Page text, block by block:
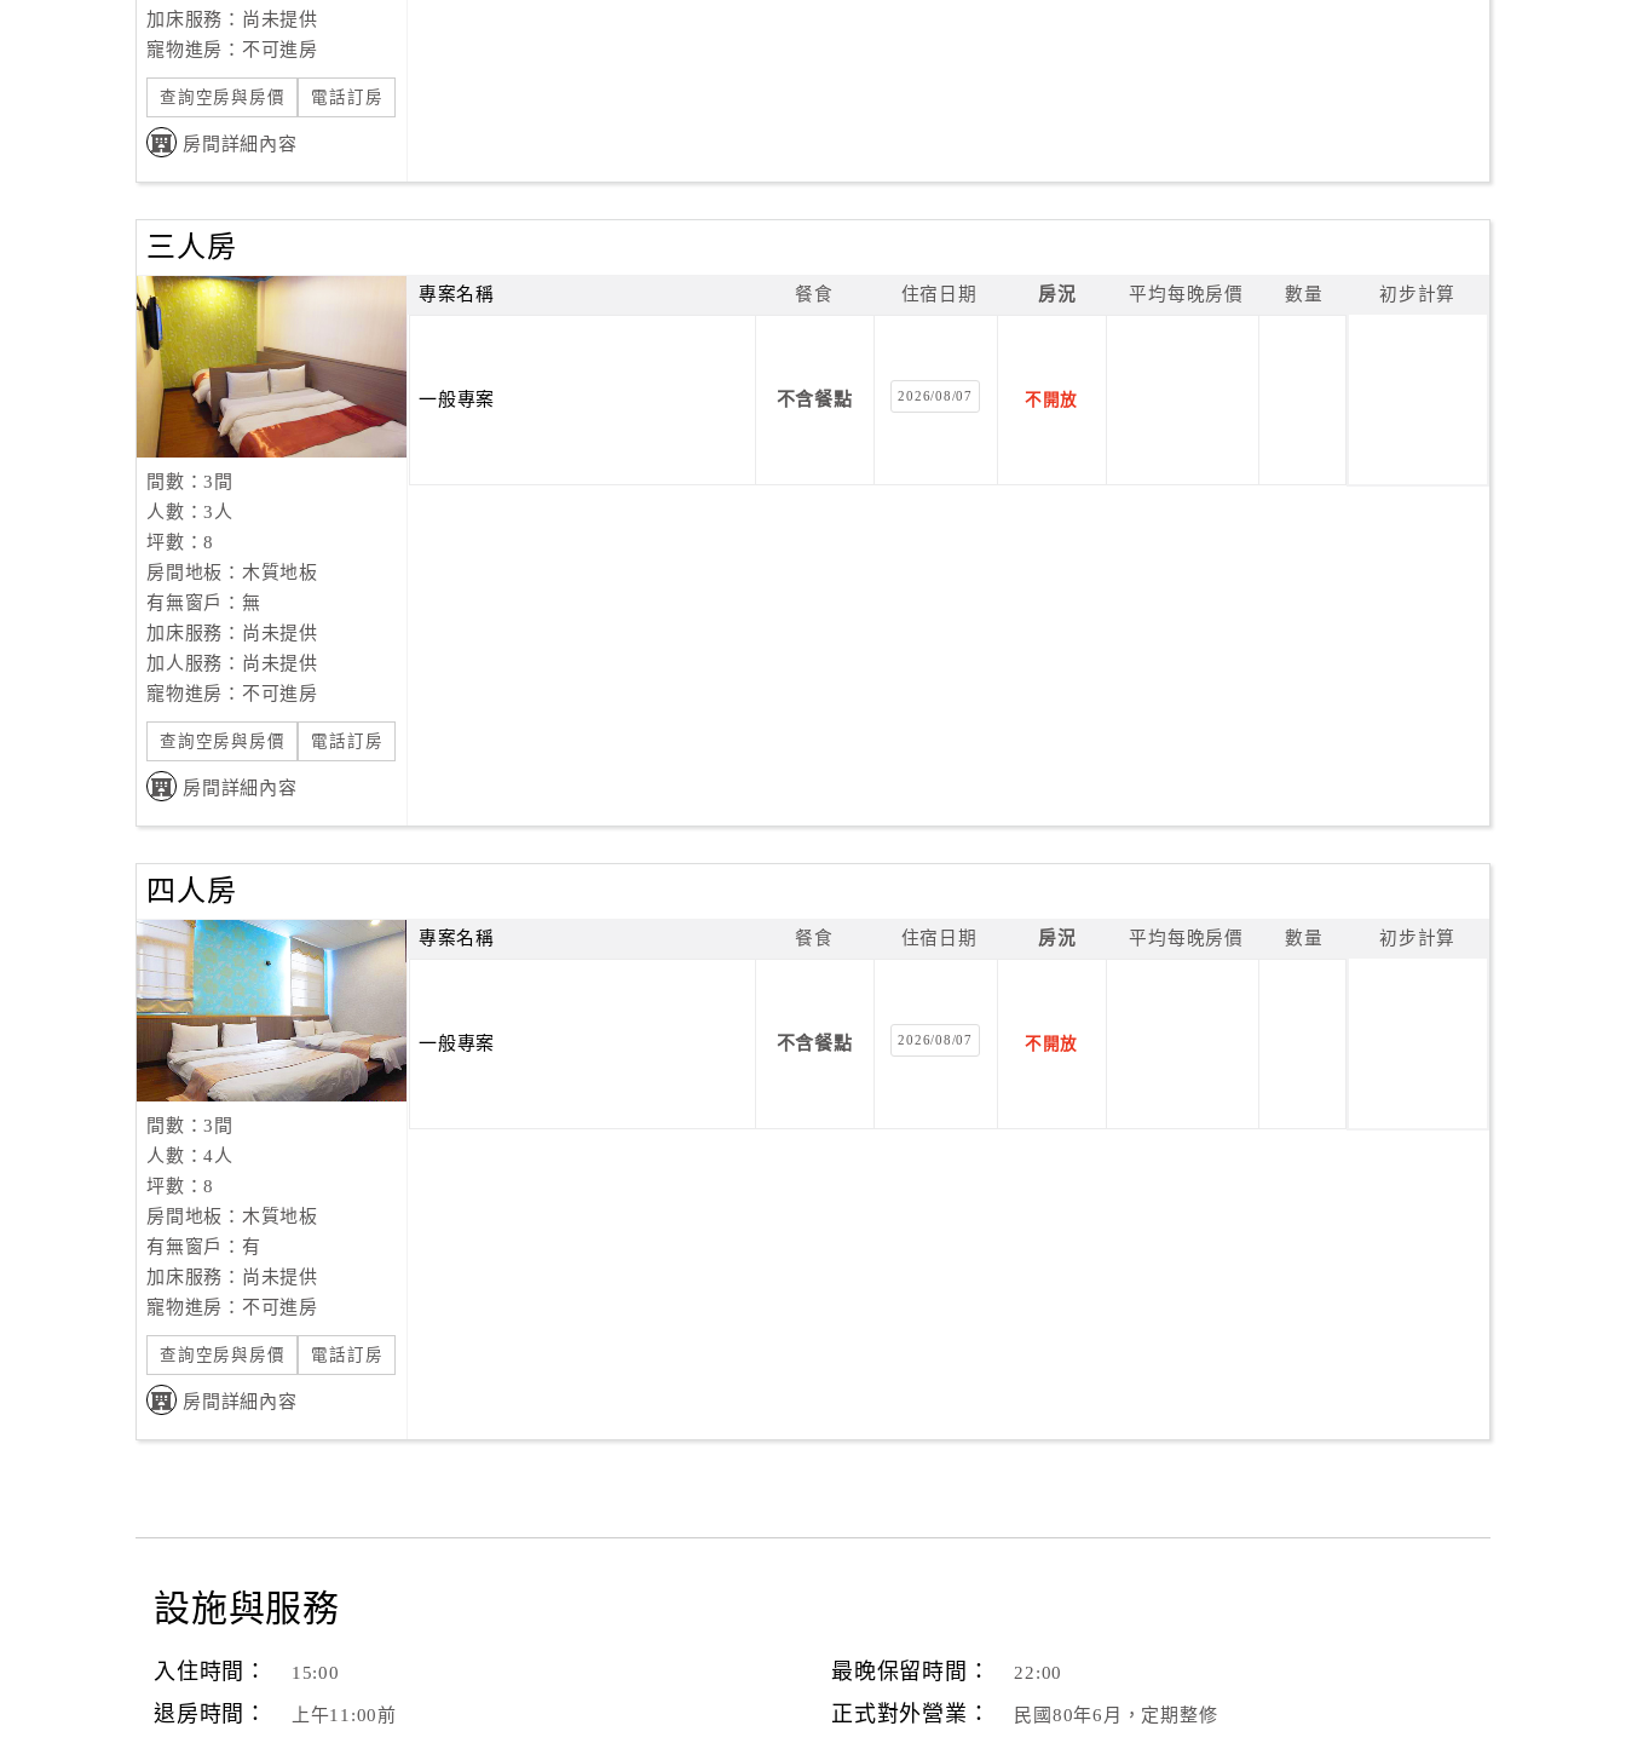
加床服務：尚未提供
寵物進房：不可進房
查詢空房與房價 電話訂房
房間詳細內容
三人房
間數：3間
人數：3人
坪數：8
房間地板：木質地板
有無窗戶：無
加床服務：尚未提供
加人服務：尚未提供
寵物進房：不可進房
查詢空房與房價 電話訂房
房間詳細內容
專案名稱 餐食 住宿日期 房況 平均每晚房價 數量 初步計算
一般專案 不含餐點 2026/08/07 不開放
四人房
間數：3間
人數：4人
坪數：8
房間地板：木質地板
有無窗戶：有
加床服務：尚未提供
寵物進房：不可進房
查詢空房與房價 電話訂房
房間詳細內容
專案名稱 餐食 住宿日期 房況 平均每晚房價 數量 初步計算
一般專案 不含餐點 2026/08/07 不開放
設施與服務
入住時間： 15:00 最晚保留時間： 22:00
退房時間： 上午11:00前 正式對外營業： 民國80年6月，定期整修